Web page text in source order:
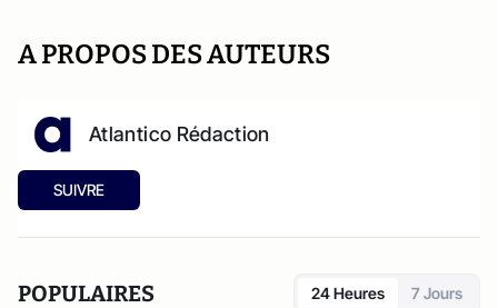
A PROPOS DES AUTEURS
Atlantico Rédaction
SUIVRE
POPULAIRES 24 Heures 7 Jours